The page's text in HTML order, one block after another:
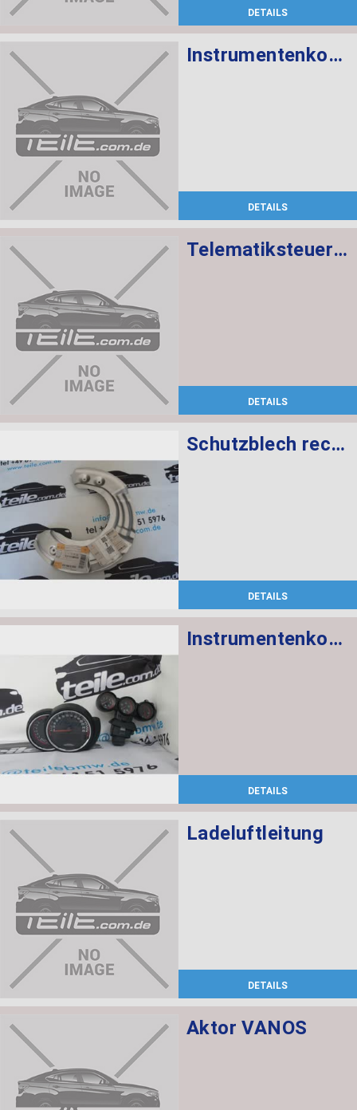
DETAILS
Instrumentenkombination KMH
DETAILS
Telematiksteuergerät
DETAILS
Schutzblech rechts
DETAILS
Instrumentenkombination KMH Chrono Paket
DETAILS
Ladeluftleitung
DETAILS
Aktor VANOS